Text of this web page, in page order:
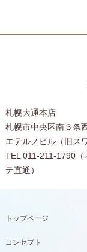
札幌大通本店
札幌市中央区南３条
エテルノビル（旧ス
TEL 011-211-1790（
テ直通）
トップページ
コンセプト